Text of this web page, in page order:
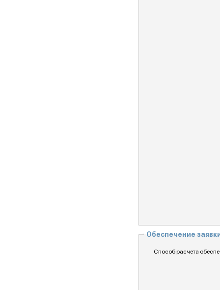
Обеспечение
Способ расчета